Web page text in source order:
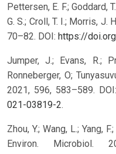
Pettersen, E. F.; Goddard,
G. S.; Croll, T. I.; Morris, J.
70–82. DOI: https://
Jumper, J.; Evans, R.;
Ronneberger, O;
2021, 596, 583–589. DOI:
021-03819-2.
Zhou, Y.; Wang, L.; Yang,
Environ. Microbiol.